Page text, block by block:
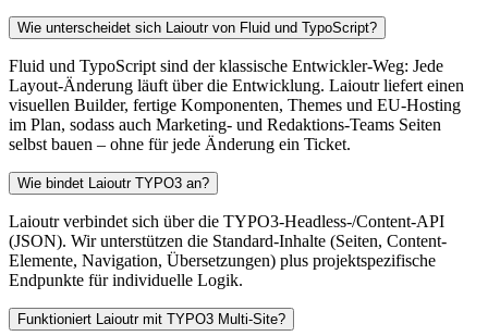
Wie unterscheidet sich Laioutr von Fluid und TypoScript?
Fluid und TypoScript sind der klassische Entwickler-Weg: Jede
Layout-Änderung läuft über die Entwicklung. Laioutr liefert einen
visuellen Builder, fertige Komponenten, Themes und EU-Hosting
im Plan, sodass auch Marketing- und Redaktions-Teams Seiten
selbst bauen – ohne für jede Änderung ein Ticket.
Wie bindet Laioutr TYPO3 an?
Laioutr verbindet sich über die TYPO3-Headless-/Content-API
(JSON). Wir unterstützen die Standard-Inhalte (Seiten, Content-
Elemente, Navigation, Übersetzungen) plus projektspezifische
Endpunkte für individuelle Logik.
Funktioniert Laioutr mit TYPO3 Multi-Site?